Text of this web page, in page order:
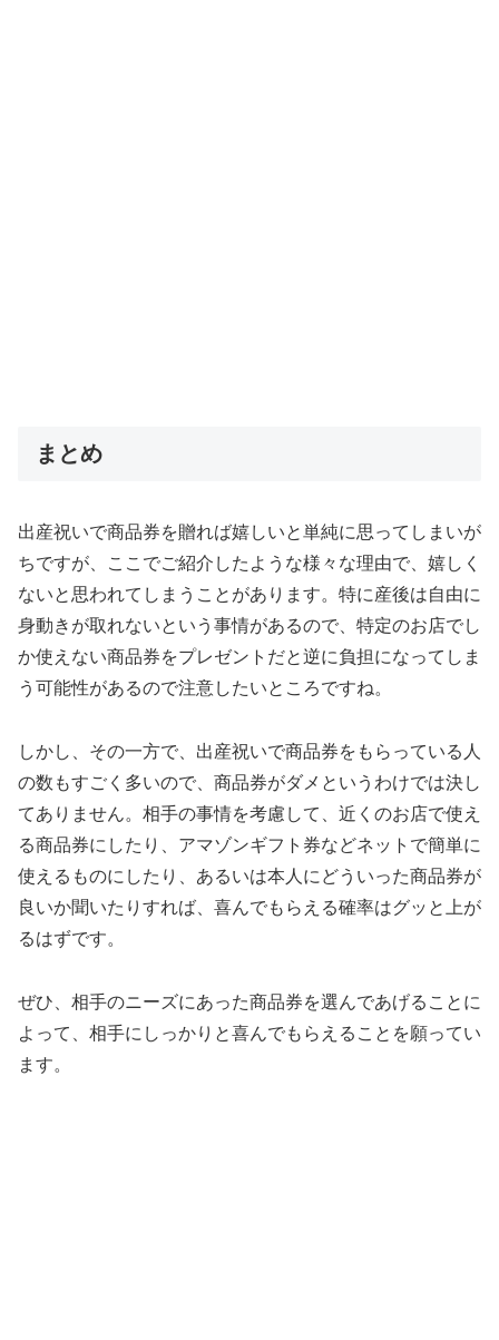
まとめ
出産祝いで商品券を贈れば嬉しいと単純に思ってしまいが
ちですが、ここでご紹介したような様々な理由で、嬉しく
ないと思われてしまうことがあります。特に産後は自由に
身動きが取れないという事情があるので、特定のお店でし
か使えない商品券をプレゼントだと逆に負担になってしま
う可能性があるので注意したいところですね。
しかし、その一方で、出産祝いで商品券をもらっている人
の数もすごく多いので、商品券がダメというわけでは決し
てありません。相手の事情を考慮して、近くのお店で使え
る商品券にしたり、アマゾンギフト券などネットで簡単に
使えるものにしたり、あるいは本人にどういった商品券が
良いか聞いたりすれば、喜んでもらえる確率はグッと上が
るはずです。
ぜひ、相手のニーズにあった商品券を選んであげることに
よって、相手にしっかりと喜んでもらえることを願ってい
ます。